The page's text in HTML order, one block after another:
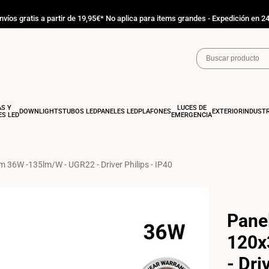
gratis a partir de 19,95€* No aplica para items grandes - Expedición en
Y
LEDDOWNLIGHTSTUBOS LEDPANELES LEDPLAFONES
LUCES DE
EMERGENCIAEXTERIOR
-135lm/W - UGR22 - Driver Philips - IP40
-